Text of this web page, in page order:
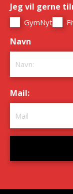
Jeg vil gerne
GymNyt
Navn
Mail: